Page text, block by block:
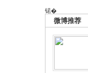
锘�
微博推荐